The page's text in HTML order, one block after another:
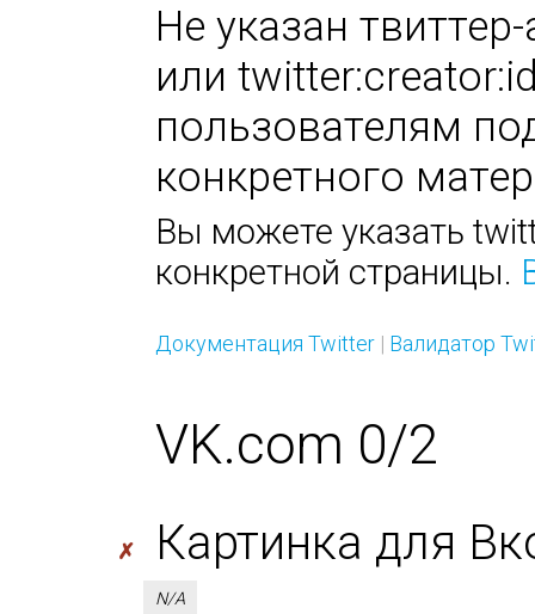
Не указан
или
пользователям
конкретного
Вы можете указать
конкретной страницы.
Документация Twitter | Валидатор
VK.com 0/2
✗ Картинка для
N/A